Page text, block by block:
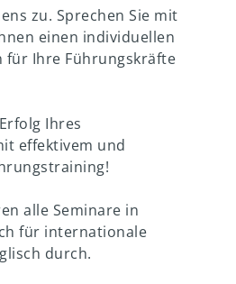
zu. Sprechen Sie mit
einen individuellen
für Ihre Führungskräfte
Ihres
effektivem und
alle Seminare in
für internationale
durch.